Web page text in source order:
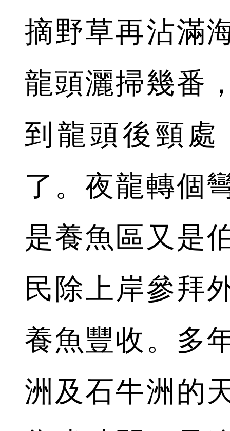
摘野草再沾滿
龍頭灑掃幾番
到龍頭後頸
了。夜龍轉個
是養魚區又是
民除上岸參拜
養魚豐收。多
洲及石牛洲的